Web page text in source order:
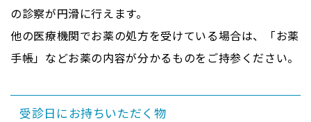
の診察が円滑に行えます。
他の医療機関でお薬の処方を受けている場合は、「お薬
手帳」などお薬の内容が分かるものをご持参ください。
受診日にお持ちいただく物